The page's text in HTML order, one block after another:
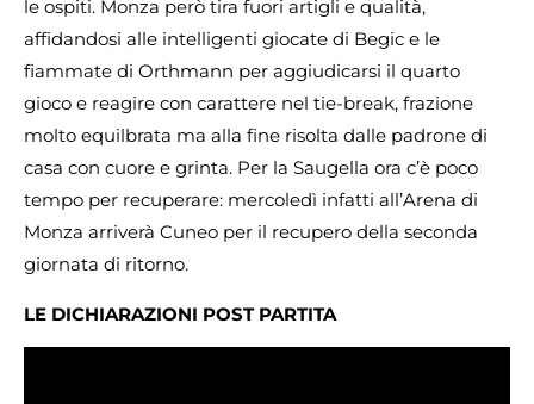
le ospiti. Monza però tira fuori artigli e qualità,
affidandosi alle intelligenti giocate di Begic e le
fiammate di Orthmann per aggiudicarsi il quarto
gioco e reagire con carattere nel tie-break, frazione
molto equilbrata ma alla fine risolta dalle padrone di
casa con cuore e grinta. Per la Saugella ora c’è poco
tempo per recuperare: mercoledì infatti all’Arena di
Monza arriverà Cuneo per il recupero della seconda
giornata di ritorno.
LE DICHIARAZIONI POST PARTITA